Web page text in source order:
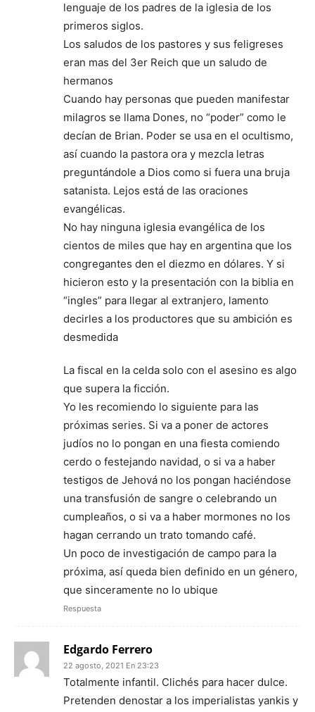
lenguaje de los padres de la iglesia de los
primeros siglos.
Los saludos de los pastores y sus feligreses
eran mas del 3er Reich que un saludo de
hermanos
Cuando hay personas que pueden manifestar
milagros se llama Dones, no “poder” como le
decían de Brian. Poder se usa en el ocultismo,
así cuando la pastora ora y mezcla letras
preguntándole a Dios como si fuera una bruja
satanista. Lejos está de las oraciones
evangélicas.
No hay ninguna iglesia evangélica de los
cientos de miles que hay en argentina que los
congregantes den el diezmo en dólares. Y si
hicieron esto y la presentación con la biblia en
“ingles” para llegar al extranjero, lamento
decirles a los productores que su ambición es
desmedida
La fiscal en la celda solo con el asesino es algo
que supera la ficción.
Yo les recomiendo lo siguiente para las
próximas series. Si va a poner de actores
judíos no lo pongan en una fiesta comiendo
cerdo o festejando navidad, o si va a haber
testigos de Jehová no los pongan haciéndose
una transfusión de sangre o celebrando un
cumpleaños, o si va a haber mormones no los
hagan cerrando un trato tomando café.
Un poco de investigación de campo para la
próxima, así queda bien definido en un género,
que sinceramente no lo ubique
Respuesta
Edgardo Ferrero
22 agosto, 2021 En 23:23
Totalmente infantil. Clichés para hacer dulce.
Pretenden denostar a los imperialistas yankis y